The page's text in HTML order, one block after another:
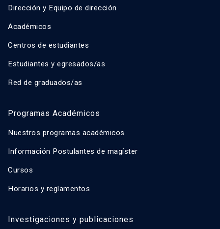
Dirección y Equipo de dirección
Académicos
Centros de estudiantes
Estudiantes y egresados/as
Red de graduados/as
Programas Académicos
Nuestros programas académicos
Información Postulantes de magíster
Cursos
Horarios y reglamentos
Investigaciones y publicaciones